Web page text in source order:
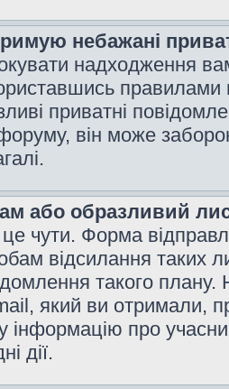
небажані
надходження
приватні
він може
або образливий
чути. Форма
відсилання таких
такого
який ви отримали,
інформацію про
дії.